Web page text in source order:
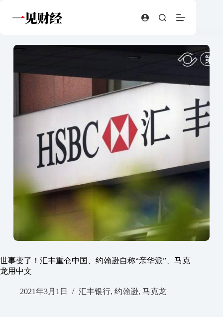
世事变了！汇丰重仓中国、约翰逊自称“亲华派”、马克
龙用中文
2021年3月1日 汇丰银行, 约翰逊, 马克龙